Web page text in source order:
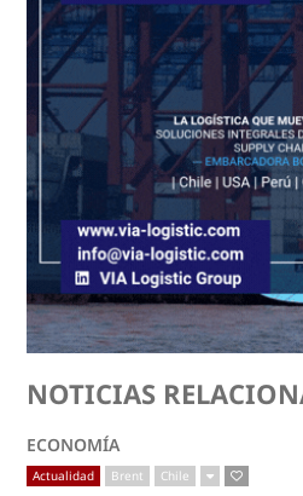
NOTICIAS
ECONOMÍA
Actualidad Brent Chile